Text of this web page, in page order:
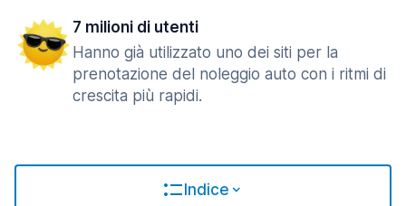
7 milioni di utenti
Hanno già utilizzato uno dei siti per la
prenotazione del noleggio auto con i ritmi di
crescita più rapidi.
Indice